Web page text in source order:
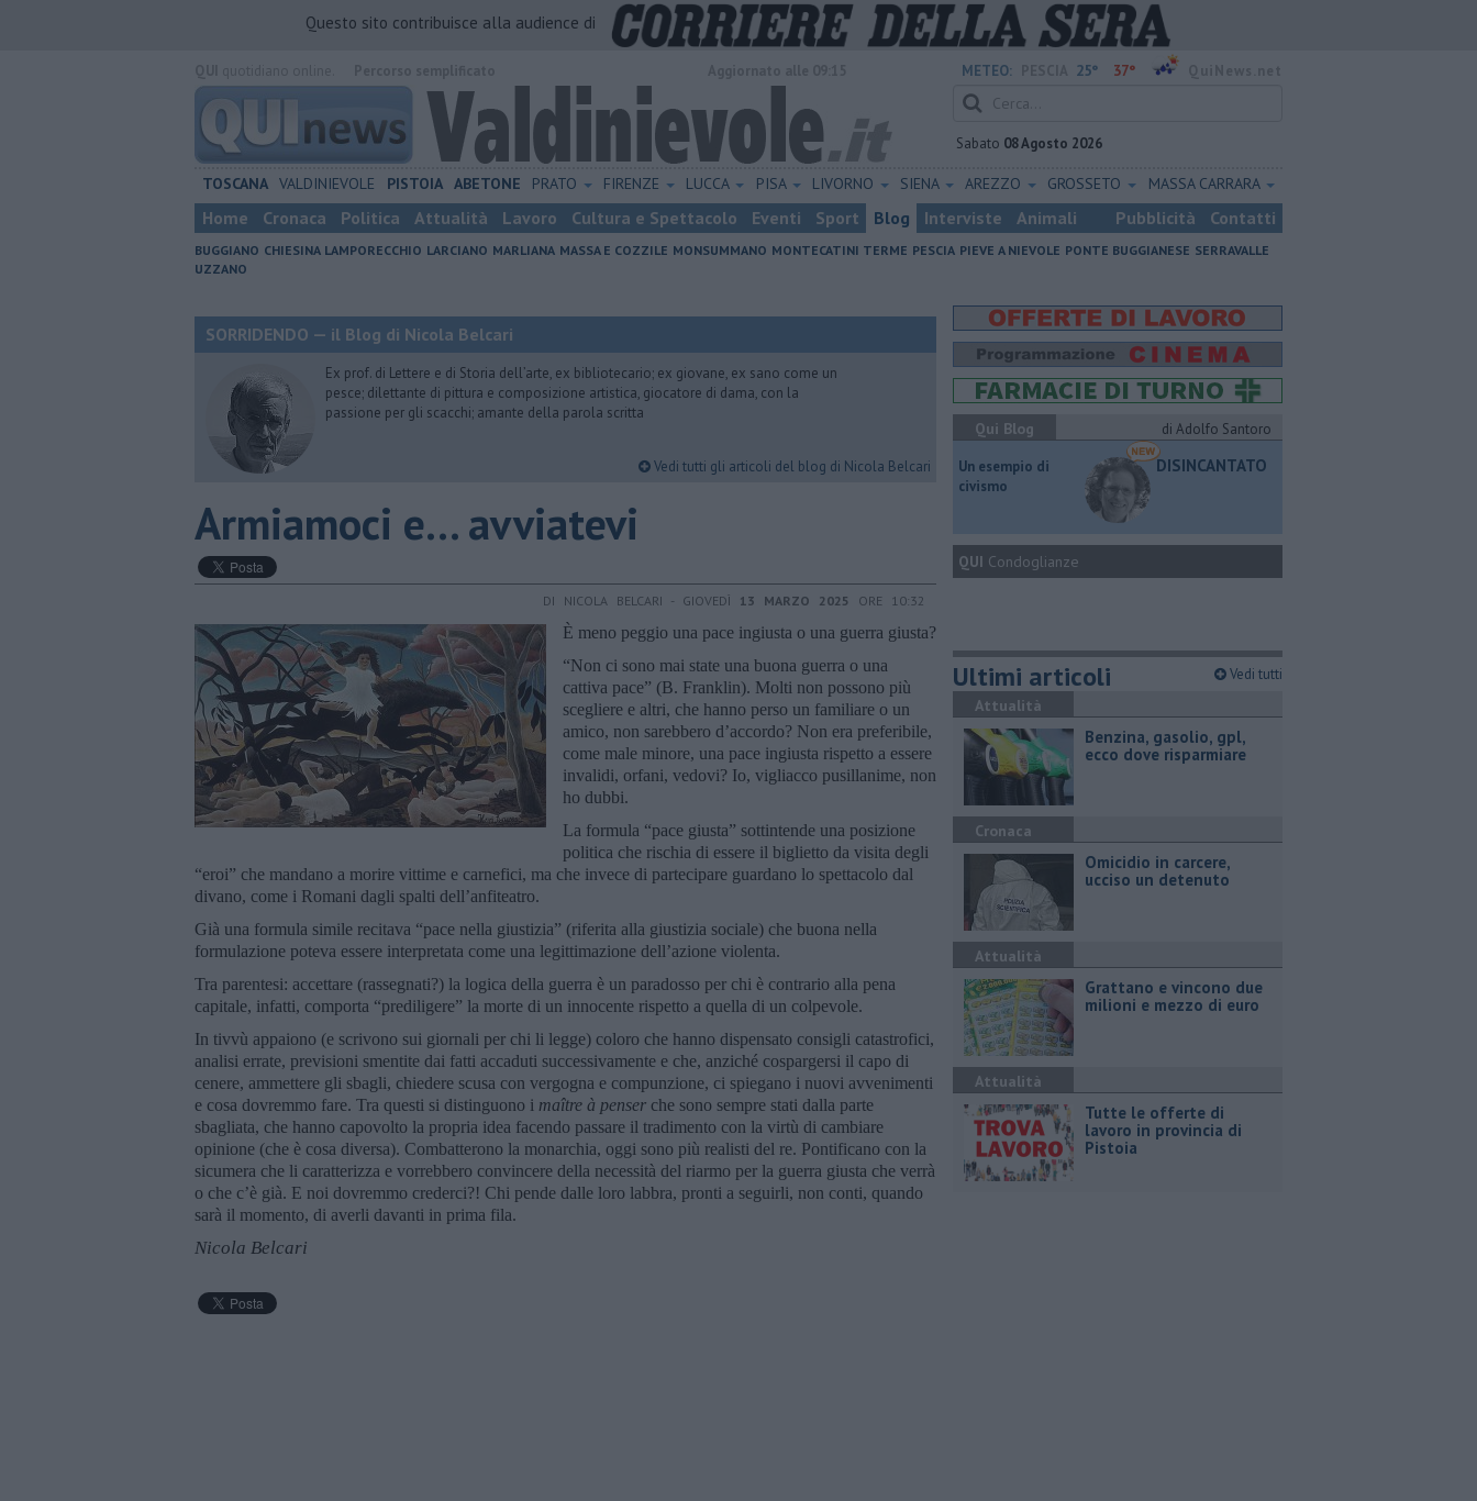
Questo sito contribuisce alla audience di
METEO: 25° 37°
Sabato 08 Agosto 2026
TOSCANA VALDINIEVOLE PISTOIA ABETONE PRATO FIRENZE LUCCA PISA LIVORNO SIENA AREZZO GROSSETO MASSA CARRARA
Home Cronaca Politica Attualità Lavoro Cultura e Spettacolo Eventi Sport Blog Interviste Animali Pubblicità Contatti
BUGGIANO CHIESINA LAMPORECCHIO LARCIANO MARLIANA MASSA E COZZILE MONSUMMANO MONTECATINI TERME PESCIA PIEVE A NIEVOLE PONTE BUGGIANESE SERRAVALLE
UZZANO
SORRIDENDO — il Blog di Nicola Belcari
Ex prof. di Lettere e di Storia dell’arte, ex bibliotecario; ex giovane, ex sano come un
pesce; dilettante di pittura e composizione artistica, giocatore di dama, con la
passione per gli scacchi; amante della parola scritta
Vedi tutti gli articoli del blog di Nicola Belcari
Armiamoci e... avviatevi
DI NICOLA BELCARI - GIOVEDÌ 13 MARZO 2025 ORE 10:32
È meno peggio una pace ingiusta o una guerra giusta?
“Non ci sono mai state una buona guerra o una
cattiva pace” (B. Franklin). Molti non possono più
scegliere e altri, che hanno perso un familiare o un
amico, non sarebbero d’accordo? Non era preferibile,
come male minore, una pace ingiusta rispetto a essere
invalidi, orfani, vedovi? Io, vigliacco pusillanime, non
ho dubbi.
La formula “pace giusta” sottintende una posizione
politica che rischia di essere il biglietto da visita degli
“eroi” che mandano a morire vittime e carnefici, ma che invece di partecipare guardano lo spettacolo dal
divano, come i Romani dagli spalti dell’anfiteatro.
Già una formula simile recitava “pace nella giustizia” (riferita alla giustizia sociale) che buona nella
formulazione poteva essere interpretata come una legittimazione dell’azione violenta.
Tra parentesi: accettare (rassegnati?) la logica della guerra è un paradosso per chi è contrario alla pena
capitale, infatti, comporta “prediligere” la morte di un innocente rispetto a quella di un colpevole.
In tivvù appaiono (e scrivono sui giornali per chi li legge) coloro che hanno dispensato consigli catastrofici,
analisi errate, previsioni smentite dai fatti accaduti successivamente e che, anziché cospargersi il capo di
cenere, ammettere gli sbagli, chiedere scusa con vergogna e compunzione, ci spiegano i nuovi avvenimenti
e cosa dovremmo fare. Tra questi si distinguono i maître à penser che sono sempre stati dalla parte
sbagliata, che hanno capovolto la propria idea facendo passare il tradimento con la virtù di cambiare
opinione (che è cosa diversa). Combatterono la monarchia, oggi sono più realisti del re. Pontificano con la
sicumera che li caratterizza e vorrebbero convincere della necessità del riarmo per la guerra giusta che verrà
o che c’è già. E noi dovremmo crederci?! Chi pende dalle loro labbra, pronti a seguirli, non conti, quando
sarà il momento, di averli davanti in prima fila.
Nicola Belcari
Qui Blog
di Adolfo Santoro
​Un esempio di
civismo
DISINCANTATO
QUI Condoglianze
Ultimi articoli Vedi tutti
Attualità
​Benzina, gasolio, gpl,
ecco dove risparmiare
Cronaca
Omicidio in carcere,
ucciso un detenuto
Attualità
Grattano e vincono due
milioni e mezzo di euro
Attualità
​Tutte le offerte di
lavoro in provincia di
Pistoia